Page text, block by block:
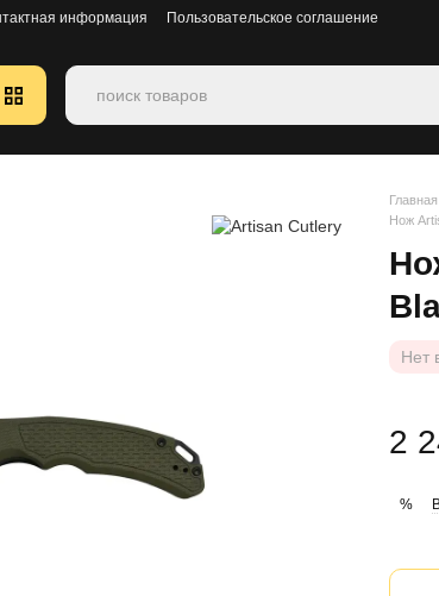
информация
Пользовательское соглашение
Главная
Нож
Нет
2
%